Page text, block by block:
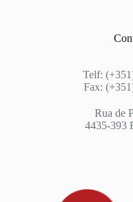
Telf:
Fax:
Rua de
4435-393